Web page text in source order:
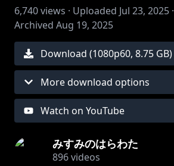
6,740views · Uploaded Jul 23, 2025 ·
Archived Aug 19, 2025
Download (1080p60, 8.75 GB)
More download options
Watch on YouTube
みすみのはらわた
896videos